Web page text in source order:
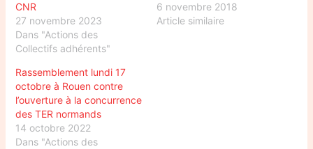
CNR
27 novembre 2023
Dans "Actions des
Collectifs adhérents"
6 novembre 2018
Article similaire
Rassemblement lundi 17
octobre à Rouen contre
l’ouverture à la concurrence
des TER normands
14 octobre 2022
Dans "Actions des